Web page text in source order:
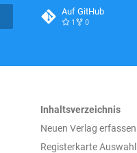
Auf GitHub
1 0
Inhaltsverzeichnis
Neuen Verlag erfassen
Registerkarte Auswahl